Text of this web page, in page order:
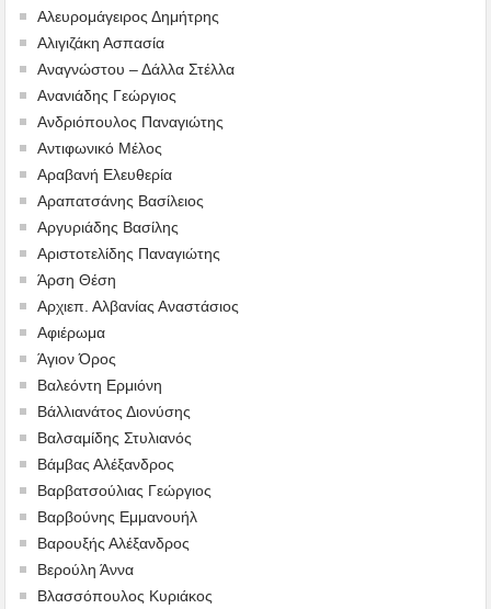
Αλευρομάγειρος Δημήτρης
Αλιγιζάκη Ασπασία
Αναγνώστου – Δάλλα Στέλλα
Ανανιάδης Γεώργιος
Ανδριόπουλος Παναγιώτης
Αντιφωνικό Μέλος
Αραβανή Ελευθερία
Αραπατσάνης Βασίλειος
Αργυριάδης Βασίλης
Αριστοτελίδης Παναγιώτης
Άρση Θέση
Αρχιεπ. Αλβανίας Αναστάσιος
Αφιέρωμα
Άγιον Όρος
Βαλεόντη Ερμιόνη
Βάλλιανάτος Διονύσης
Βαλσαμίδης Στυλιανός
Βάμβας Αλέξανδρος
Βαρβατσούλιας Γεώργιος
Βαρβούνης Εμμανουήλ
Βαρουξής Αλέξανδρος
Βερούλη Άννα
Βλασσόπουλος Κυριάκος